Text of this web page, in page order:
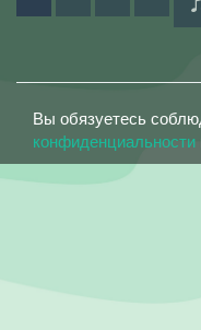
Вы обязуетесь
конфиденциальности